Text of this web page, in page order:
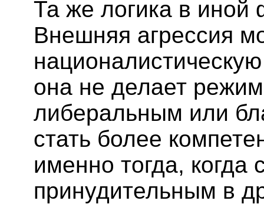
Та же логика в
Внешняя агрессия
она не делает
либеральным или
стать более
именно тогда, когда
принудительным в